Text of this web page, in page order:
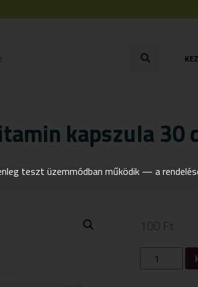
kapszula 30
100 Ft
OLIMP
LABS
teszt üzemmódban működik — a